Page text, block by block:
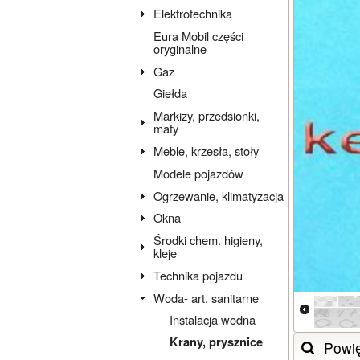
Elektrotechnika
Eura Mobil części
oryginalne
Gaz
Giełda
Markizy, przedsionki,
maty
Meble, krzesła, stoły
Modele pojazdów
Ogrzewanie, klimatyzacja
Okna
Środki chem. higieny,
kleje
Technika pojazdu
Woda- art. sanitarne
Instalacja wodna
Krany, prysznice